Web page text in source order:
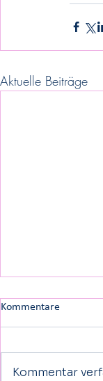
Aktuelle Beiträge
Kommentare
Kommentar